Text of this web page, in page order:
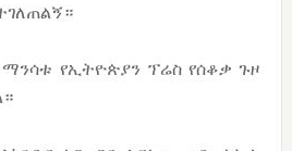
የኢትዮጵያን ፕሬስ የሰቆቃ ጉዞ